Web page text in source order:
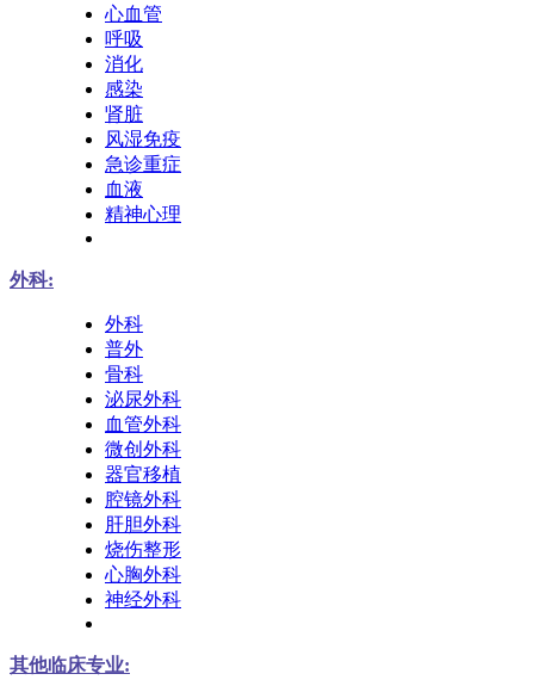
心血管
呼吸
消化
感染
肾脏
风湿免疫
急诊重症
血液
精神心理
外科:
外科
普外
骨科
泌尿外科
血管外科
微创外科
器官移植
腔镜外科
肝胆外科
烧伤整形
心胸外科
神经外科
其他临床专业: